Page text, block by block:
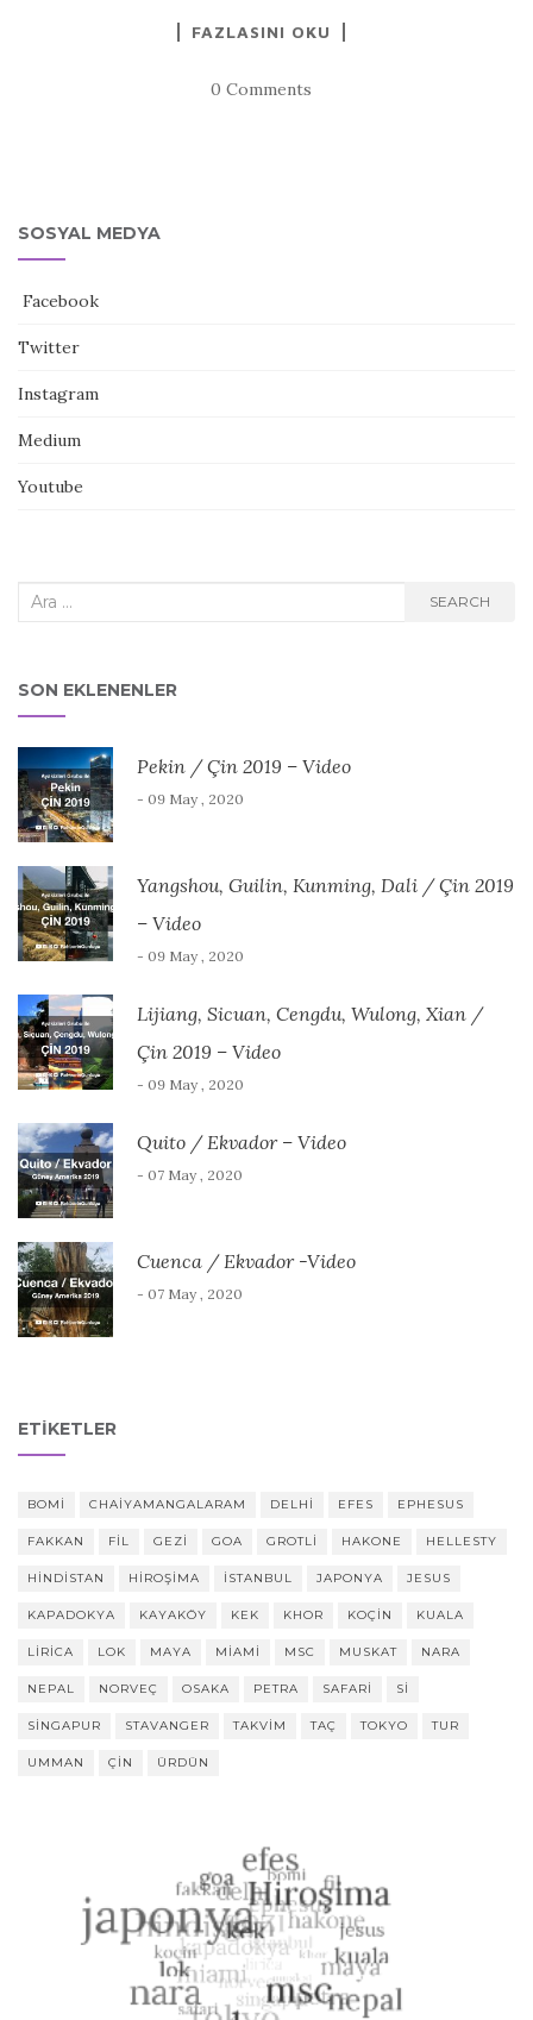
FAZLASINI OKU
0 Comments
SOSYAL MEDYA
Facebook
Twitter
Instagram
Medium
Youtube
Search
SEARCH
SON EKLENENLER
Pekin / Çin 2019 – Video
- 09 May , 2020
Yangshou, Guilin, Kunming, Dali / Çin 2019
– Video
- 09 May , 2020
Lijiang, Sicuan, Cengdu, Wulong, Xian /
Çin 2019 – Video
- 09 May , 2020
Quito / Ekvador – Video
- 07 May , 2020
Cuenca / Ekvador -Video
- 07 May , 2020
ETIKETLER
BOMI CHAIYAMANGALARAM DELHI EFES EPHESUS
FAKKAN FIL GEZI GOA GROTLI HAKONE HELLESTY
HINDISTAN HIROŞIMA ISTANBUL JAPONYA JESUS
KAPADOKYA KAYAKÖY KEK KHOR KOÇIN KUALA
LIRICA LOK MAYA MIAMI MSC MUSKAT NARA
NEPAL NORVEÇ OSAKA PETRA SAFARI SI
SINGAPUR STAVANGER TAKVIM TAÇ TOKYO TUR
UMMAN ÇIN ÜRDÜN